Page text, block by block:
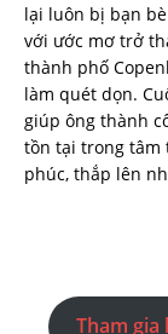
lại luôn bị bạn
với ước mơ trở
thành phố
làm quét dọn.
giúp ông thành
tồn tại trong tâm
phúc, thắp lên
Tham gia